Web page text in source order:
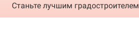
Станьте лучшим